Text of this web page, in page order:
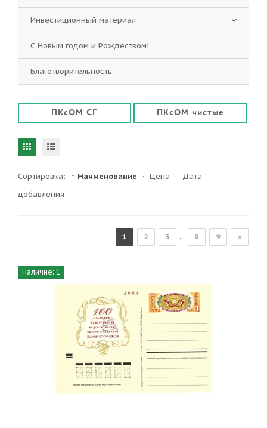
ПКсОМ СГ ПКсОМ чистые
Сортировка: ↑ Наименование · Цена ·
Дата
добавления
1 2 3 ... 8 9 »
Наличие: 1
Инвестиционный материал
С Новым годом и Рождеством!
Благотворительность